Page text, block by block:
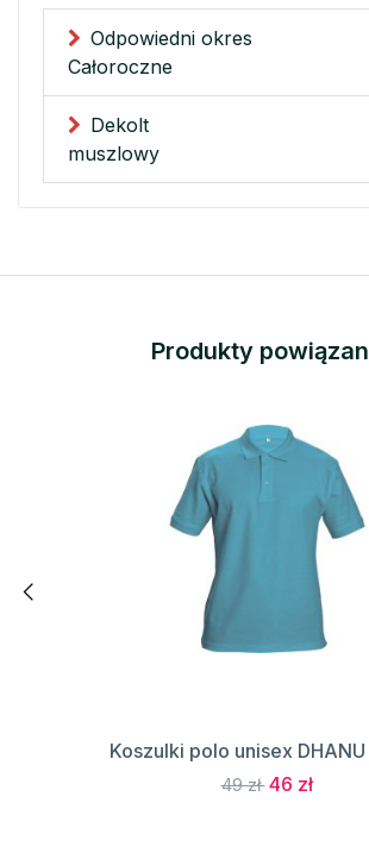
Odpowiedni okres
Całoroczne
Dekolt
muszlowy
Produkty
Koszulki polo unisex
49 zł 46 zł